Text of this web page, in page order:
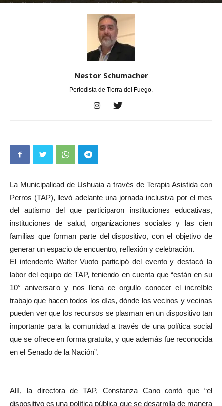
Por Nestor Schumacher - abril 27, 2025 0
Nestor Schumacher
Periodista de Tierra del Fuego.
La Municipalidad de Ushuaia a través de Terapia Asistida con
Perros (TAP), llevó adelante una jornada inclusiva por el mes
del autismo del que participaron instituciones educativas,
instituciones de salud, organizaciones sociales y las cien
familias que forman parte del dispositivo, con el objetivo de
generar un espacio de encuentro, reflexión y celebración.
El intendente Walter Vuoto participó del evento y destacó la
labor del equipo de TAP, teniendo en cuenta que “están en su
10° aniversario y nos llena de orgullo conocer el increíble
trabajo que hacen todos los días, dónde los vecinos y vecinas
pueden ver que los recursos se plasman en un dispositivo tan
importante para la comunidad a través de una política social
que se ofrece en forma gratuita, y que además fue reconocida
en el Senado de la Nación”.
Allí, la directora de TAP, Constanza Cano contó que “el
dispositivo es una política pública que se desarrolla de manera